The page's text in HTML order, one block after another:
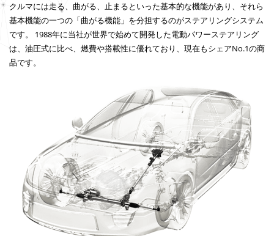
クルマには走る、曲がる、止まるといった基本的な機能があり、それら
基本機能の一つの「曲がる機能」を分担するのがステアリングシステム
です。
1988年に当社が世界で始めて開発した電動パワーステアリング
は、油圧式に比べ、燃費や搭載性に優れており、現在もシェアNo.1の商
品です。